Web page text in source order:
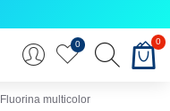
0 0
Fluorina multicolor